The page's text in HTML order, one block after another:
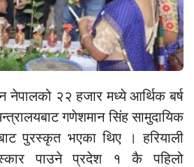
नेपालको २२ हजार मध्ये आर्थिक बर्ष
गणेशमान सिंह सामुदायिक
पुरस्कृत भएका थिए । हरियाली
पाउने प्रदेश १ कै पहिलो